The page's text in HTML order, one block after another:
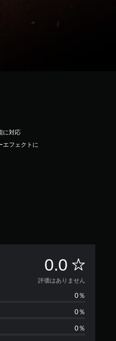
に対応
エフェクトに
0.0 評
価
は
あ
評価はありません
0％
0％
0％